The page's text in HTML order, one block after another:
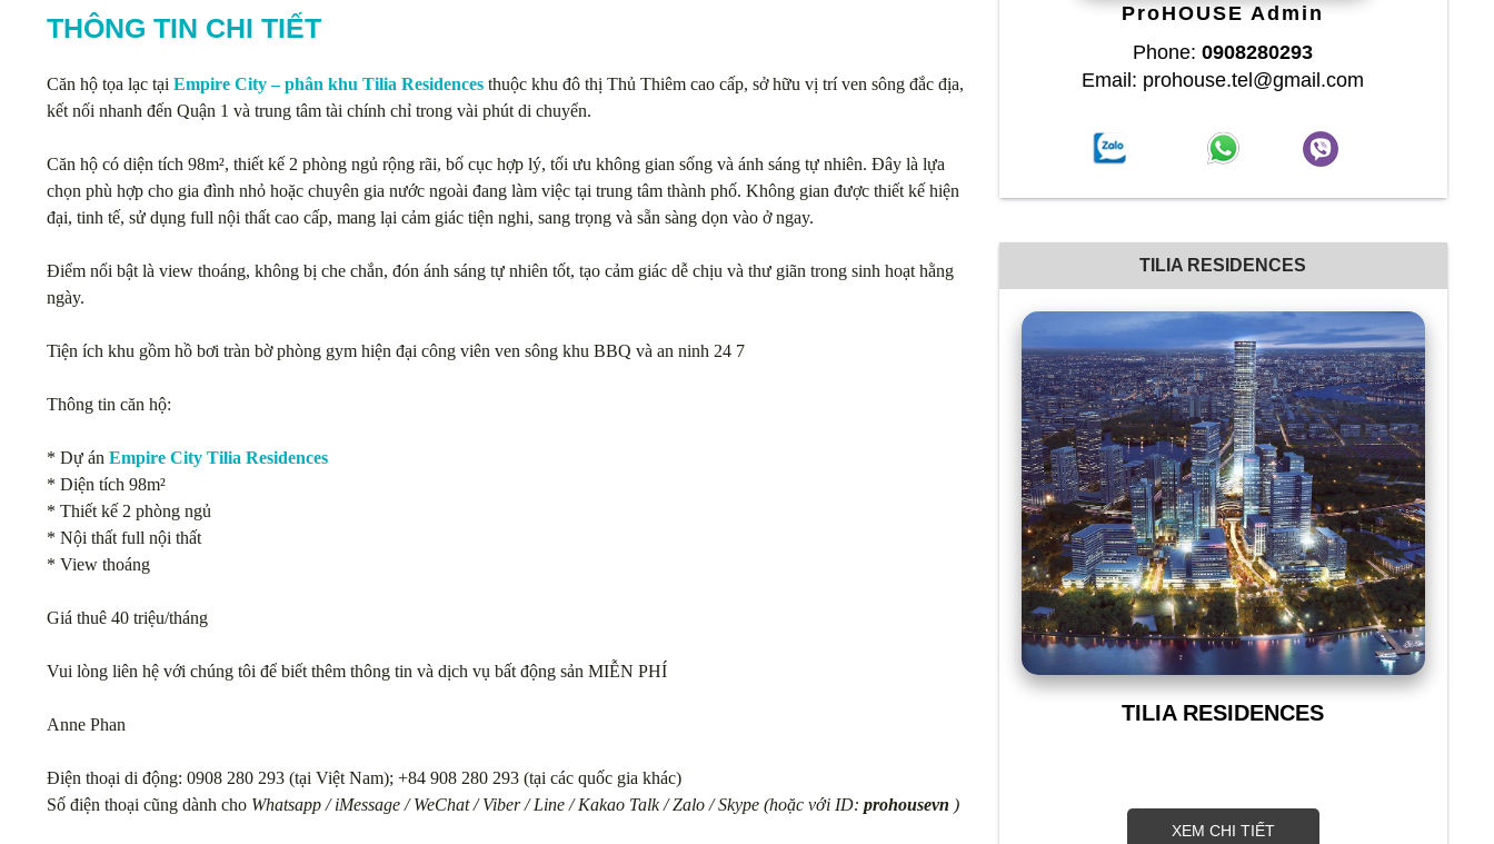
THÔNG TIN CHI TIẾT
Căn hộ tọa lạc tại Empire City – phân khu Tilia Residences thuộc khu đô thị Thủ Thiêm cao cấp, sở hữu vị trí ven sông đắc địa,
kết nối nhanh đến Quận 1 và trung tâm tài chính chỉ trong vài phút di chuyển.
Căn hộ có diện tích 98m², thiết kế 2 phòng ngủ rộng rãi, bố cục hợp lý, tối ưu không gian sống và ánh sáng tự nhiên. Đây là lựa
chọn phù hợp cho gia đình nhỏ hoặc chuyên gia nước ngoài đang làm việc tại trung tâm thành phố. Không gian được thiết kế hiện
đại, tinh tế, sử dụng full nội thất cao cấp, mang lại cảm giác tiện nghi, sang trọng và sẵn sàng dọn vào ở ngay.
Điểm nổi bật là view thoáng, không bị che chắn, đón ánh sáng tự nhiên tốt, tạo cảm giác dễ chịu và thư giãn trong sinh hoạt hằng
ngày.
Tiện ích khu gồm hồ bơi tràn bờ phòng gym hiện đại công viên ven sông khu BBQ và an ninh 24 7
Thông tin căn hộ:
* Dự án Empire City Tilia Residences
* Diện tích 98m²
* Thiết kế 2 phòng ngủ
* Nội thất full nội thất
* View thoáng
Giá thuê 40 triệu/tháng
Vui lòng liên hệ với chúng tôi để biết thêm thông tin và dịch vụ bất động sản MIỄN PHÍ
Anne Phan
Điện thoại di động: 0908 280 293 (tại Việt Nam); +84 908 280 293 (tại các quốc gia khác)
Số điện thoại cũng dành cho Whatsapp / iMessage / WeChat / Viber / Line / Kakao Talk / Zalo / Skype (hoặc với ID: prohousevn )
ProHOUSE Admin
Phone:0908280293
Email: prohouse.tel@gmail.com
TILIA RESIDENCES
TILIA RESIDENCES
XEM CHI TIẾT